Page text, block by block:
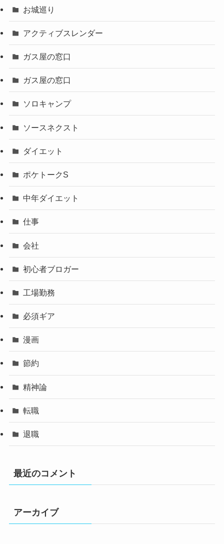
お城巡り
アクティブスレンダー
ガス屋の窓口
ガス屋の窓口
ソロキャンプ
ソースネクスト
ダイエット
ポケトークS
中年ダイエット
仕事
会社
初心者ブロガー
工場勤務
必須ギア
漫画
節約
精神論
転職
退職
最近のコメント
アーカイブ